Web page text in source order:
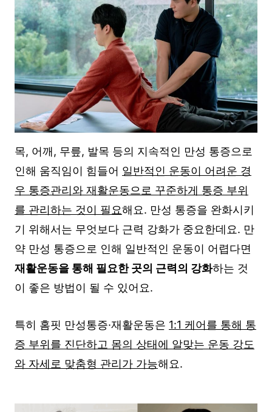
목, 어깨, 무릎, 발목 등의 지속적인 만성 통증으로
인해 움직임이 힘들어 일반적인 운동이 어려운 경
우 통증관리와 재활운동으로 꾸준하게 통증 부위
를 관리하는 것이 필요해요. 만성 통증을 완화시키
기 위해서는 무엇보다 근력 강화가 중요한데요. 만
약 만성 통증으로 인해 일반적인 운동이 어렵다면
재활운동을 통해 필요한 곳의 근력의 강화하는 것
이 좋은 방법이 될 수 있어요.
특히 홈핏 만성통증·재활운동은 1:1 케어를 통해 통
증 부위를 진단하고 몸의 상태에 알맞는 운동 강도
와 자세로 맞춤형 관리가 가능해요.